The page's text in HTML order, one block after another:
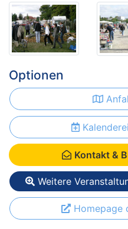
Optionen
Kontakt &
Weitere
Homepage